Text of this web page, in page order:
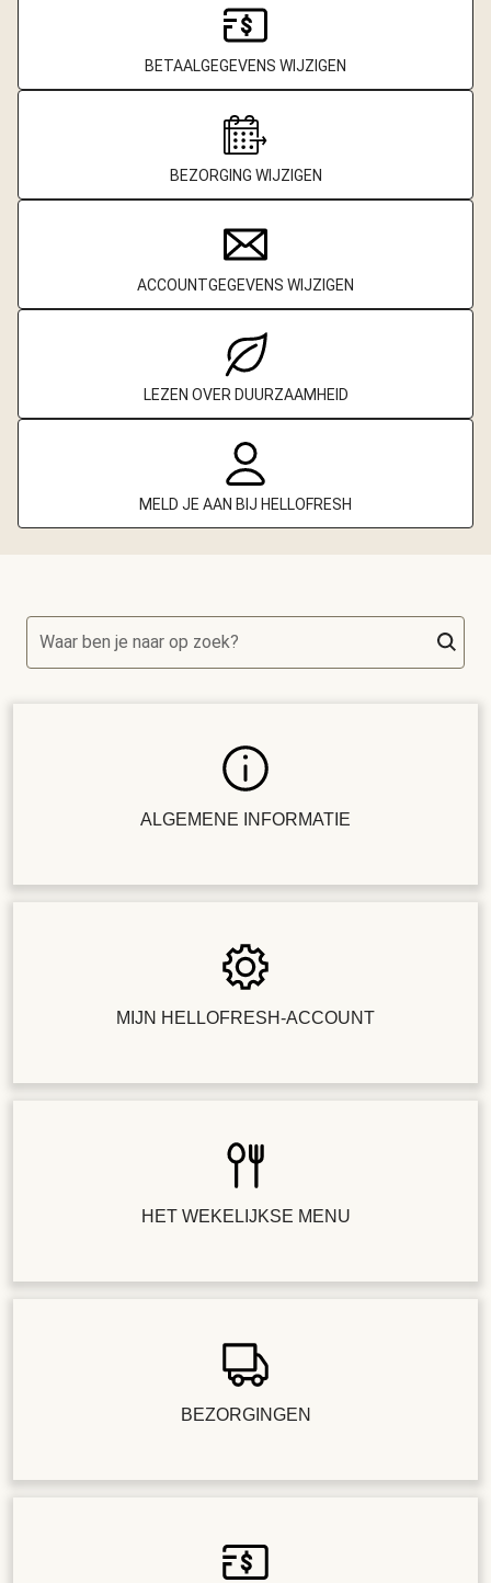
BETAALGEGEVENS WIJZIGEN
BEZORGING WIJZIGEN
ACCOUNTGEGEVENS WIJZIGEN
LEZEN OVER DUURZAAMHEID
MELD JE AAN BIJ HELLOFRESH
Waar ben je naar op zoek?
ALGEMENE INFORMATIE
MIJN HELLOFRESH-ACCOUNT
HET WEKELIJKSE MENU
BEZORGINGEN